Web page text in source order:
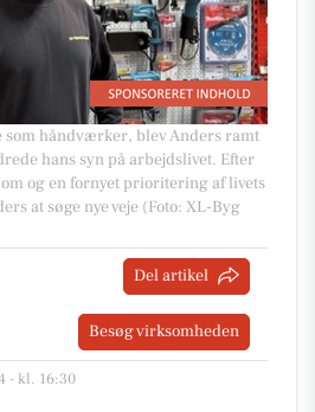
som håndværker, blev Anders ramt
hans syn på arbejdslivet. Efter
og en fornyet prioritering af livets
at søge nye veje (Foto: XL-Byg
Del artikel
Besøg virksomheden
- kl. 16:30